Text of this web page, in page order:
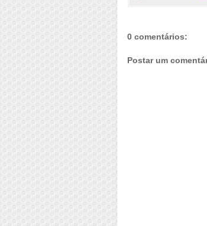
0 comentários:
Postar um